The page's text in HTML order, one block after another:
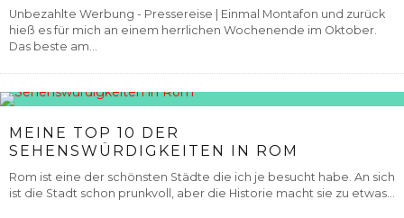
Unbezahlte Werbung - Pressereise | Einmal Montafon und zurück
hieß es für mich an einem herrlichen Wochenende im Oktober.
Das beste am...
MEINE TOP 10 DER
SEHENSWÜRDIGKEITEN IN ROM
Rom ist eine der schönsten Städte die ich je besucht habe. An sich
ist die Stadt schon prunkvoll, aber die Historie macht sie zu etwas...